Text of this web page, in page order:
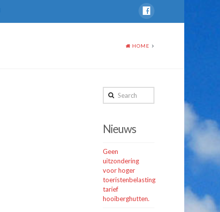
HOME
Search
Nieuws
Geen
uitzondering
voor hoger
toeristenbelasting
tarief
hooiberghutten.